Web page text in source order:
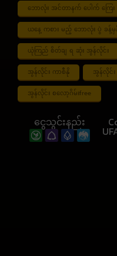
ဘောလုံး အင်တာနက် ပေါက် ကြေး
ယနေ့ ကစား မည့် ဘောလုံး ပွဲ ခန့်မှ
ယုံကြည် စိတ်ချ ရ ဆုံး အွန်လိုင်း
အွန်လိုင်း ကာစီနို အွန်လိုင်း
အွန်လိုင်း စလော့ဂိမ်းfree
ငွေသွင်းနည်း